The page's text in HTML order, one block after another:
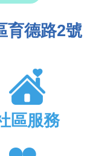
育德路2號
區服務